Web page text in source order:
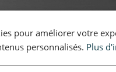
pour améliorer votre
personnalisés. Plus